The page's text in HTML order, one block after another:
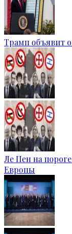
Трамп объявит
Ле Пен на
Европы